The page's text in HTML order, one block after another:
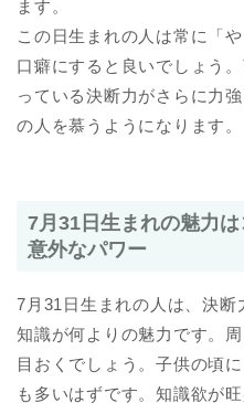
ます。
この日生まれの人は常に「
口癖にすると良いでしょう
っている決断力がさらに力
の人を慕うようになります。
7月31日生まれの魅力
意外なパワー
7月31日生まれの人は、決
知識が何よりの魅力です。
目おくでしょう。子供の頃
も多いはずです。知識欲が